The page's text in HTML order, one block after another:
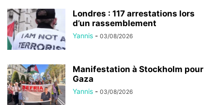
Londres : 117 arrestations lors
d’un rassemblement
Yannis - 03/08/2026
Manifestation à Stockholm pour
Gaza
Yannis - 03/08/2026